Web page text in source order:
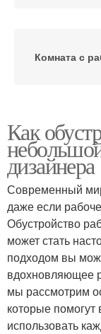
Комната с
Рабочий
Гамма для
Как
дизайнера
Современный
даже если
Обустройство
может стать
подходом вы
вдохновляющее
мы рассмотрим
которые
использовать